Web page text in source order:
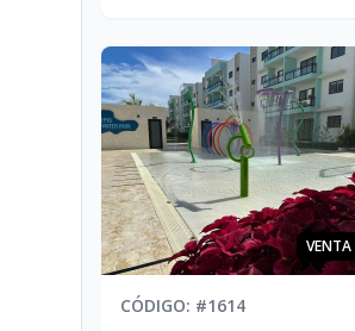
VENTA
CÓDIGO: #1614